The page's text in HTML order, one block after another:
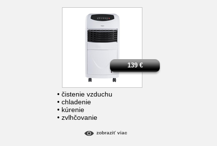
• čistenie vzduchu
• chladenie
• kúrenie
• zvlhčovanie
139€
zobraziť viac